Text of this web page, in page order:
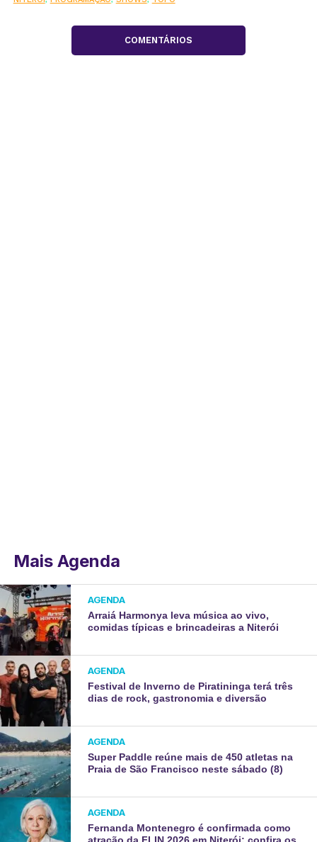
COMENTÁRIOS
Mais Agenda
AGENDA
Arraiá Harmonya leva música ao vivo,
comidas típicas e brincadeiras a Niterói
AGENDA
Festival de Inverno de Piratininga terá três
dias de rock, gastronomia e diversão
AGENDA
Super Paddle reúne mais de 450 atletas na
Praia de São Francisco neste sábado (8)
AGENDA
Fernanda Montenegro é confirmada como